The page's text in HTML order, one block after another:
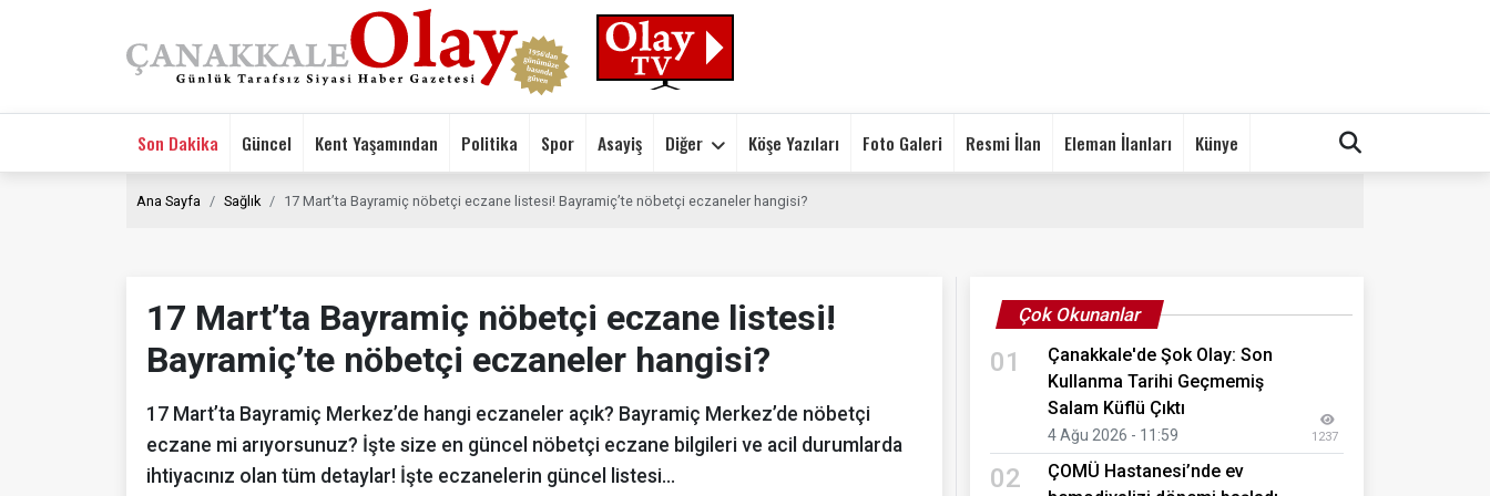
Son Dakika Güncel Kent Yaşamından Politika Spor Asayiş Diğer Köşe Yazıları Foto Galeri Resmi İlan Eleman İlanları Künye
Ana Sayfa Sağlık 17 Mart’ta Bayramiç nöbetçi eczane listesi! Bayramiç’te nöbetçi eczaneler hangisi?
17 Mart’ta Bayramiç nöbetçi eczane listesi!
Bayramiç’te nöbetçi eczaneler hangisi?
17 Mart’ta Bayramiç Merkez’de hangi eczaneler açık? Bayramiç Merkez’de nöbetçi
eczane mi arıyorsunuz? İşte size en güncel nöbetçi eczane bilgileri ve acil durumlarda
ihtiyacınız olan tüm detaylar! İşte eczanelerin güncel listesi…
Çok Okunanlar
01
Çanakkale'de Şok Olay: Son
Kullanma Tarihi Geçmemiş
Salam Küflü Çıktı
4 Ağu 2026 - 11:59 1237
02
ÇOMÜ Hastanesi’nde ev